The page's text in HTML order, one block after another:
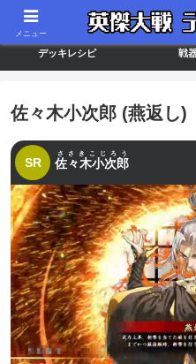
最新バージョン情報 武将
デッキレシピ 戦
佐々木小次郎 (燕返し)
SR 佐々木小次郎
ささきこじろう
メニュー